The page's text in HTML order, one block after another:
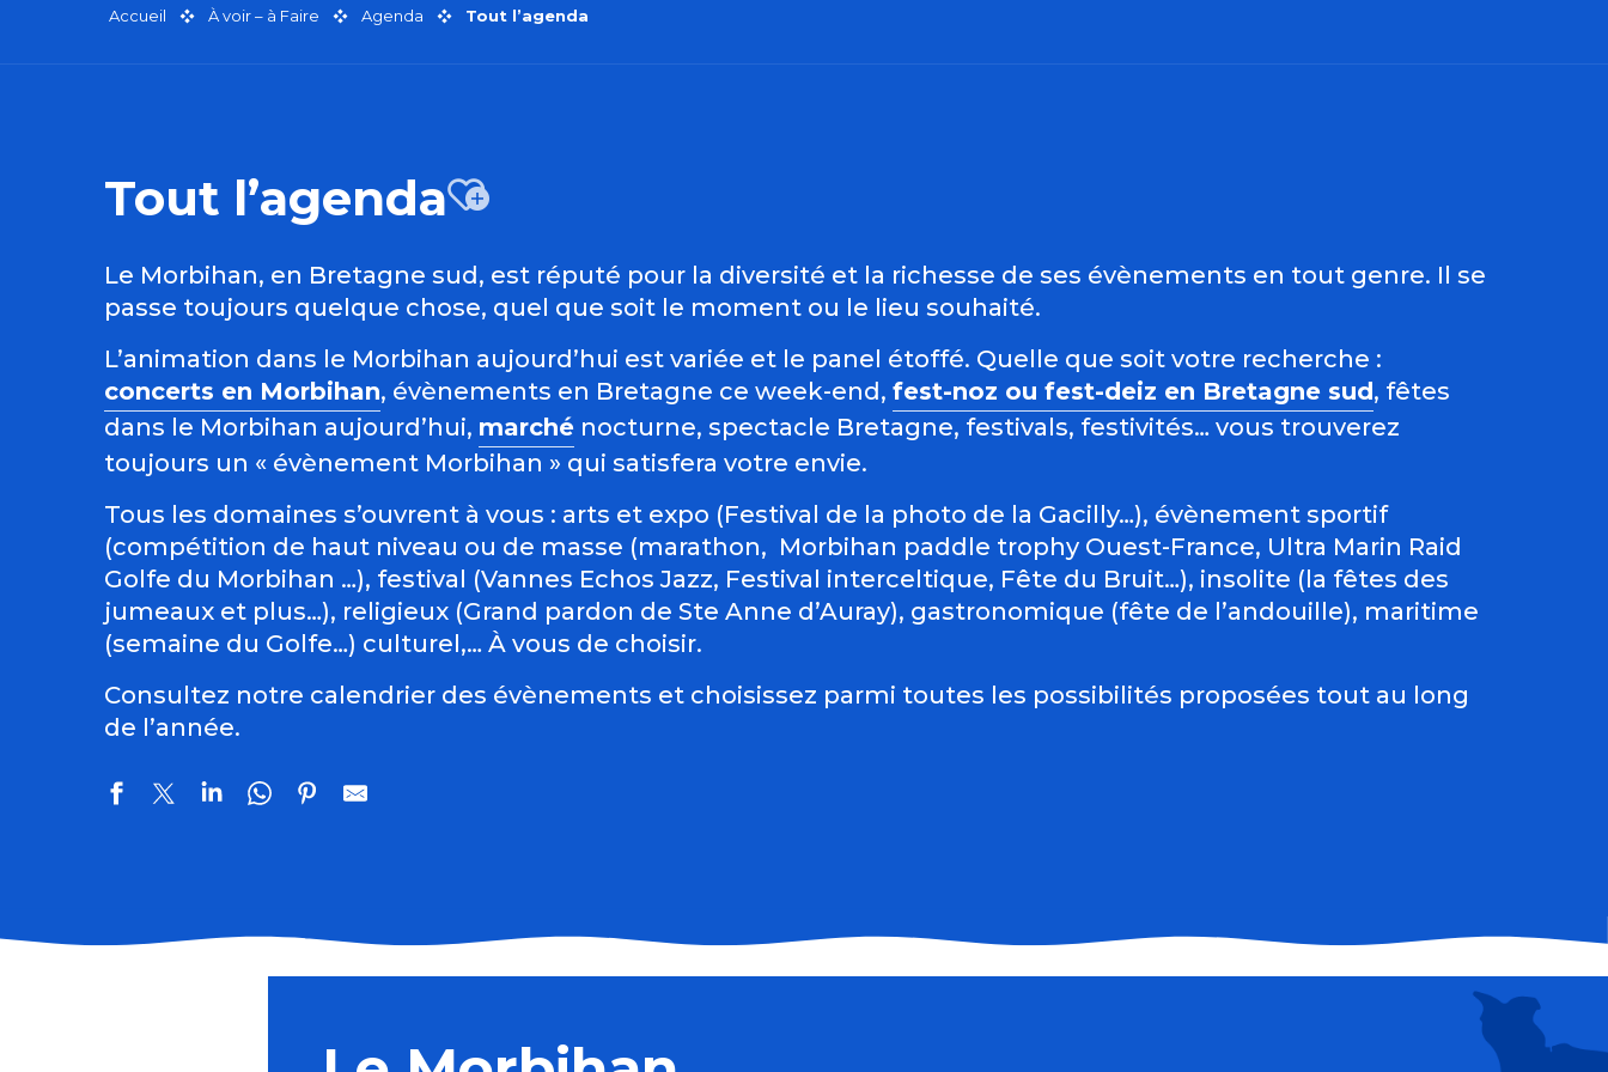
Accueil À voir – à Faire Agenda Tout l’agenda
Tout l’agendaAjouter aux favoris
Le Morbihan, en Bretagne sud, est réputé pour la diversité et la richesse de ses évènements en tout genre. Il se
passe toujours quelque chose, quel que soit le moment ou le lieu souhaité.
L’animation dans le Morbihan aujourd’hui est variée et le panel étoffé. Quelle que soit votre recherche :
concerts en Morbihan, évènements en Bretagne ce week-end, fest-noz ou fest-deiz en Bretagne sud, fêtes
dans le Morbihan aujourd’hui, marché nocturne, spectacle Bretagne, festivals, festivités… vous trouverez
toujours un « évènement Morbihan » qui satisfera votre envie.
Tous les domaines s’ouvrent à vous : arts et expo (Festival de la photo de la Gacilly…), évènement sportif
(compétition de haut niveau ou de masse (marathon, Morbihan paddle trophy Ouest-France, Ultra Marin Raid
Golfe du Morbihan …), festival (Vannes Echos Jazz, Festival interceltique, Fête du Bruit…), insolite (la fêtes des
jumeaux et plus…), religieux (Grand pardon de Ste Anne d’Auray), gastronomique (fête de l’andouille), maritime
(semaine du Golfe…) culturel,… À vous de choisir.
Consultez notre calendrier des évènements et choisissez parmi toutes les possibilités proposées tout au long
de l’année.
Exposition des artistes pluneretains